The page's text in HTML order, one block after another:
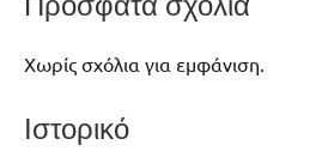
Χωρίς σχόλια για εμφάνιση.
Ιστορικό